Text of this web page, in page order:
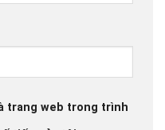
trang web trong trình